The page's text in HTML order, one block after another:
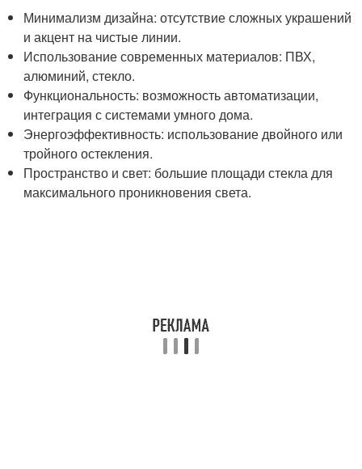
Минимализм дизайна: отсутствие сложных украшений
и акцент на чистые линии.
Использование современных материалов: ПВХ,
алюминий, стекло.
Функциональность: возможность автоматизации,
интеграция с системами умного дома.
Энергоэффективность: использование двойного или
тройного остекления.
Пространство и свет: большие площади стекла для
максимального проникновения света.